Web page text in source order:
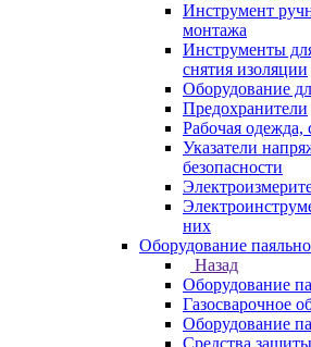
Инструмент
монтажа
Инструменты
снятия изоляции
Оборудование
Предохранители
Рабочая одежда,
Указатели
безопасности
них
Оборудование
Назад
Оборудование
Газосварочное
Оборудование
Средства